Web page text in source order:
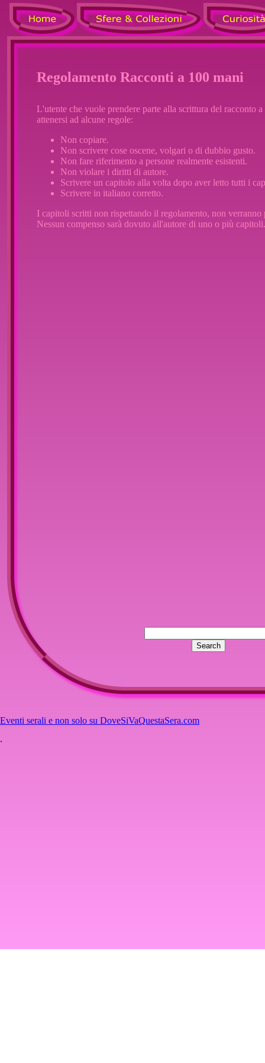
Regolamento Racconti a 100 mani
L'utente che vuole prendere parte alla scrittura del racconto
attenersi ad alcune regole:
Non copiare.
Non scrivere cose oscene, volgari o di dubbio gusto.
Non fare riferimento a persone realmente esistenti.
Non violare i diritti di autore.
Scrivere un capitolo alla volta dopo aver letto tutti i
Scrivere in italiano corretto.
I capitoli scritti non rispettando il regolamento, non verranno
Nessun compenso sarà dovuto all'autore di uno o più capitoli.
Eventi serali e non solo su DoveSiVaQuestaSera.com
.